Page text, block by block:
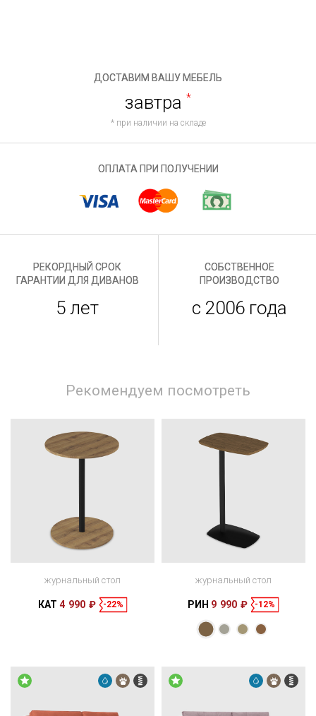
ДОСТАВИМ ВАШУ МЕБЕЛЬ
завтра *
* при наличии на складе
ОПЛАТА ПРИ ПОЛУЧЕНИИ
РЕКОРДНЫЙ СРОК
ГАРАНТИИ ДЛЯ ДИВАНОВ
5 лет
СОБСТВЕННОЕ
ПРОИЗВОДСТВО
с 2006 года
Рекомендуем посмотреть
журнальный стол
КАТ 4 990 ₽ -22%
журнальный стол
РИН 9 990 ₽ -12%